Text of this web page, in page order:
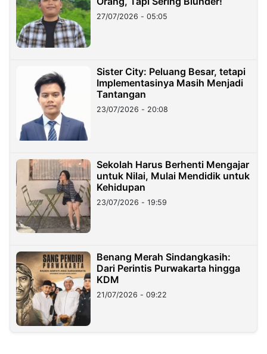
27/07/2026 - 05:05
Sister City: Peluang Besar, tetapi
Implementasinya Masih Menjadi
Tantangan
23/07/2026 - 20:08
Sekolah Harus Berhenti Mengajar
untuk Nilai, Mulai Mendidik untuk
Kehidupan
23/07/2026 - 19:59
Benang Merah Sindangkasih:
Dari Perintis Purwakarta hingga
KDM
21/07/2026 - 09:22